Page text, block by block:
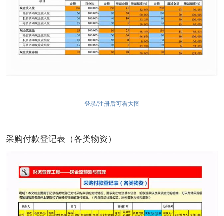
登录/注册后可看大图
采购付款登记表（各类物资）